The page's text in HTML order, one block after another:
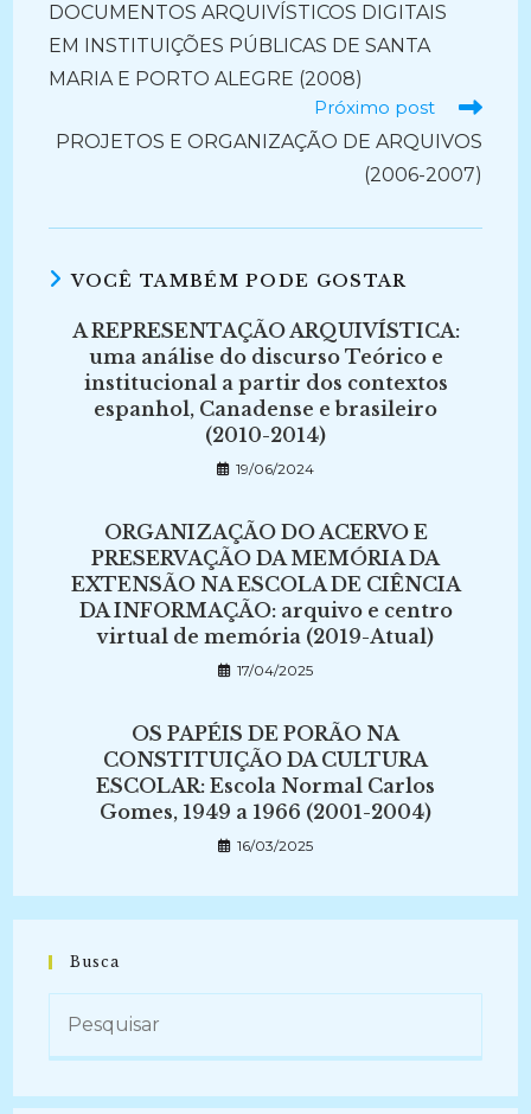
DOCUMENTOS ARQUIVÍSTICOS DIGITAIS
EM INSTITUIÇÕES PÚBLICAS DE SANTA
MARIA E PORTO ALEGRE (2008)
Próximo post
PROJETOS E ORGANIZAÇÃO DE ARQUIVOS
(2006-2007)
VOCÊ TAMBÉM PODE GOSTAR
A REPRESENTAÇÃO ARQUIVÍSTICA:
uma análise do discurso Teórico e
institucional a partir dos contextos
espanhol, Canadense e brasileiro
(2010-2014)
19/06/2024
ORGANIZAÇÃO DO ACERVO E
PRESERVAÇÃO DA MEMÓRIA DA
EXTENSÃO NA ESCOLA DE CIÊNCIA
DA INFORMAÇÃO: arquivo e centro
virtual de memória (2019-Atual)
17/04/2025
OS PAPÉIS DE PORÃO NA
CONSTITUIÇÃO DA CULTURA
ESCOLAR: Escola Normal Carlos
Gomes, 1949 a 1966 (2001-2004)
16/03/2025
Busca